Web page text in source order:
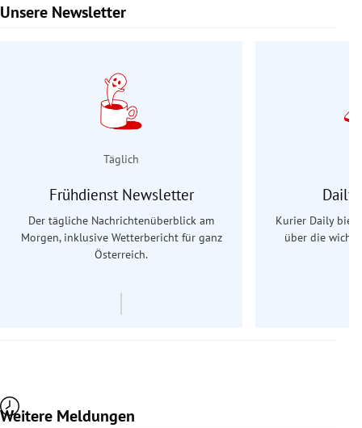
Unsere Newsletter
Slide 1 von 9
Täglich
Frühdienst Newsletter
Der tägliche Nachrichtenüberblick am
Morgen, inklusive Wetterbericht für ganz
Österreich.
Daily
Kurier Daily
über die
Weitere Meldungen